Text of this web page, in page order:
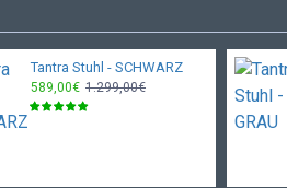
Tantra Stuhl - SCHWARZ
589,00€ 1.299,00€